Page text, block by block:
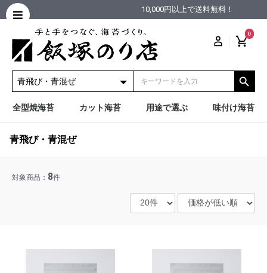
10,000円以上で送料無料！
0
全型焼海苔 カット海苔 用途で選ぶ 味付け海苔
青飛び・青混ぜ
対象商品： 8件